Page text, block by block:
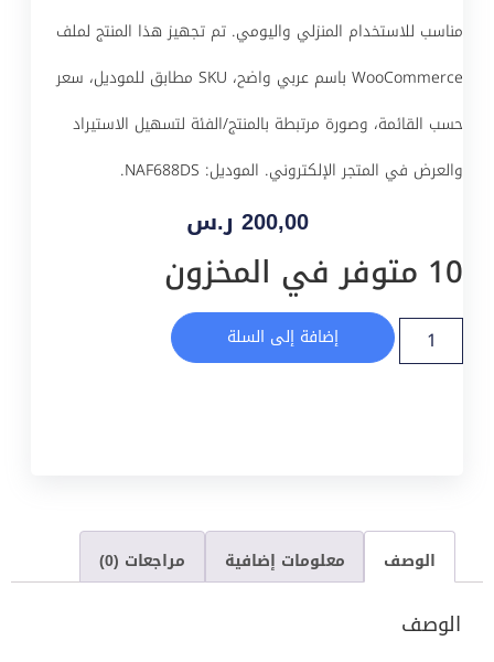
مناسب للاستخدام المنزلي واليومي. تم تجهيز هذا المنتج لملف
WooCommerce باسم عربي واضح، SKU مطابق للموديل، سعر
حسب القائمة، وصورة مرتبطة بالمنتج/الفئة لتسهيل الاستيراد
والعرض في المتجر الإلكتروني. الموديل: NAF688DS.
200,00 ر.س
10 متوفر في المخزون
إضافة إلى السلة
الوصف معلومات إضافية مراجعات (0)
الوصف